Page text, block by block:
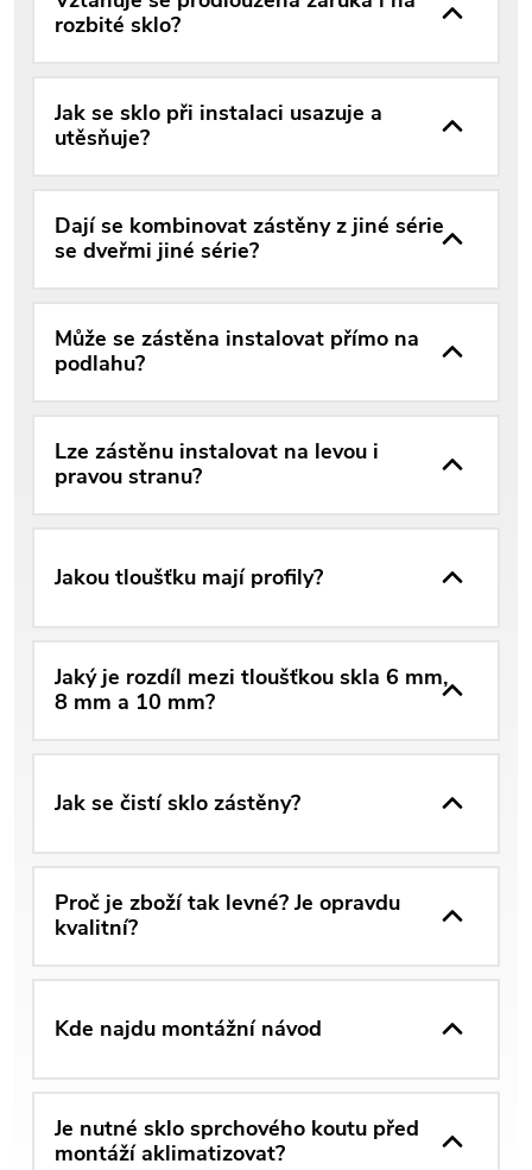
rozbité sklo?
Jak se sklo při instalaci usazuje a
utěsňuje?
Dají se kombinovat zástěny z jiné série
se dveřmi jiné série?
Může se zástěna instalovat přímo na
podlahu?
Lze zástěnu instalovat na levou i
pravou stranu?
Jakou tloušťku mají profily?
Jaký je rozdíl mezi tloušťkou skla 6 mm,
8 mm a 10 mm?
Jak se čistí sklo zástěny?
Proč je zboží tak levné? Je opravdu
kvalitní?
Kde najdu montážní návod
Je nutné sklo sprchového koutu před
montáží aklimatizovat?